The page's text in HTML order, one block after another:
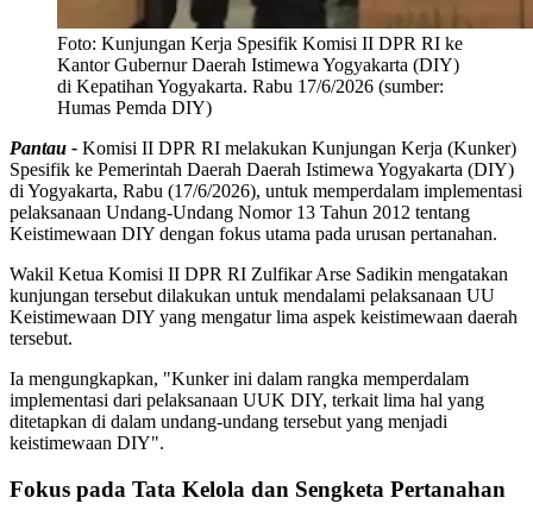
Foto: Kunjungan Kerja Spesifik Komisi II DPR RI ke
Kantor Gubernur Daerah Istimewa Yogyakarta (DIY)
di Kepatihan Yogyakarta. Rabu 17/6/2026 (sumber:
Humas Pemda DIY)
Pantau - Komisi II DPR RI melakukan Kunjungan Kerja (Kunker)
Spesifik ke Pemerintah Daerah Daerah Istimewa Yogyakarta (DIY)
di Yogyakarta, Rabu (17/6/2026), untuk memperdalam implementasi
pelaksanaan Undang-Undang Nomor 13 Tahun 2012 tentang
Keistimewaan DIY dengan fokus utama pada urusan pertanahan.
Wakil Ketua Komisi II DPR RI Zulfikar Arse Sadikin mengatakan
kunjungan tersebut dilakukan untuk mendalami pelaksanaan UU
Keistimewaan DIY yang mengatur lima aspek keistimewaan daerah
tersebut.
Ia mengungkapkan, "Kunker ini dalam rangka memperdalam
implementasi dari pelaksanaan UUK DIY, terkait lima hal yang
ditetapkan di dalam undang-undang tersebut yang menjadi
keistimewaan DIY".
Fokus pada Tata Kelola dan Sengketa Pertanahan